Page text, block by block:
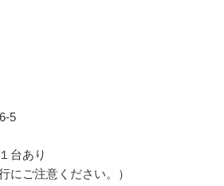
5
台あり
にご注意ください。）